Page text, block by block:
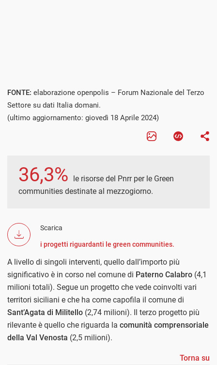
FONTE: elaborazione openpolis – Forum Nazionale del Terzo
Settore su dati Italia domani.
(ultimo aggiornamento: giovedì 18 Aprile 2024)
36,3%
le risorse del Pnrr per le Green
communities destinate al mezzogiorno.
Scarica
i progetti riguardanti le green communities.
A livello di singoli interventi, quello dall’importo più
significativo è in corso nel comune di Paterno Calabro (4,1
milioni totali). Segue un progetto che vede coinvolti vari
territori siciliani e che ha come capofila il comune di
Sant’Agata di Militello (2,74 milioni). Il terzo progetto più
rilevante è quello che riguarda la comunità comprensoriale
della Val Venosta (2,5 milioni).
Torna su